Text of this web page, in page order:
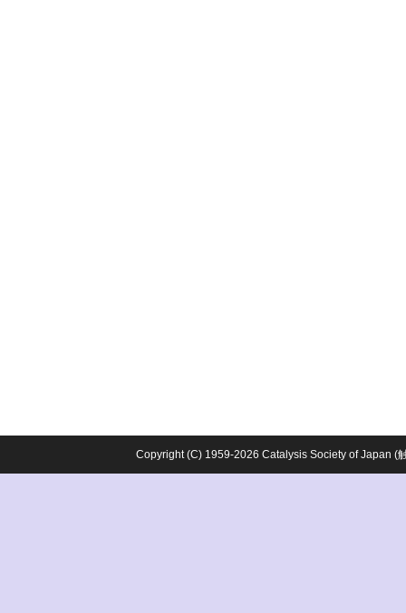
Copyright (C) 1959-2026 Catalysis Society of Japan (